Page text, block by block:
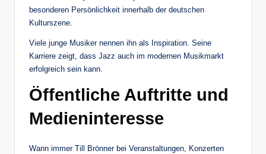
besonderen Persönlichkeit innerhalb der deutschen
Kulturszene.
Viele junge Musiker nennen ihn als Inspiration. Seine
Karriere zeigt, dass Jazz auch im modernen Musikmarkt
erfolgreich sein kann.
Öffentliche Auftritte und
Medieninteresse
Wann immer Till Brönner bei Veranstaltungen, Konzerten